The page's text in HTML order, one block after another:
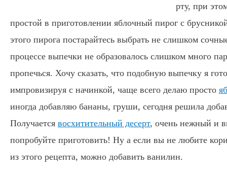
рту, при
простой в приготовлении яблочный пирог с
этого пирога постарайтесь выбрать не слишком
процессе выпечки не образовалось слишком много
пропечься. Хочу сказать, что подобную выпечку я
импровизируя с начинкой, чаще всего делаю просто
иногда добавляю бананы, груши, сегодня решила
Получается восхитительный десерт, очень нежный и
попробуйте приготовить! Ну а если вы не любите
из этого рецепта, можно добавить ванилин.